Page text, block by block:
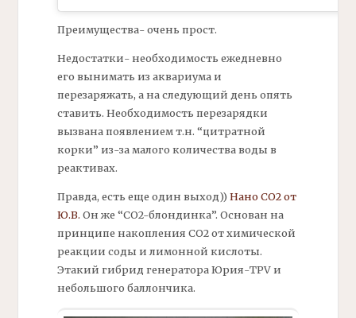
Преимущества- очень прост.
Недостатки- необходимость ежедневно
его вынимать из аквариума и
перезаряжать, а на следующий день опять
ставить. Необходимость перезарядки
вызвана появлением т.н. “цитратной
корки” из-за малого количества воды в
реактивах.
Правда, есть еще один выход)) Нано СО2 от
Ю.В. Он же “СО2-блондинка”. Основан на
принципе накопления СО2 от химической
реакции соды и лимонной кислоты.
Этакий гибрид генератора Юрия-TPV и
небольшого баллончика.